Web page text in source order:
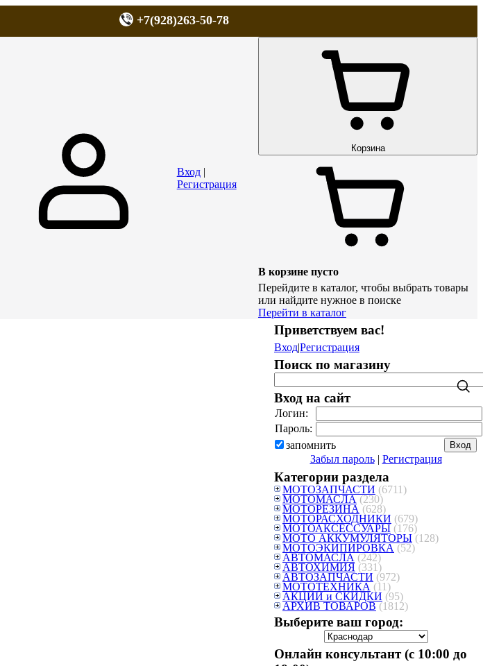
+7(928)263-50-78
ДОСТАВКА
Вход|
Регистрация
Корзина
В корзине пусто
Перейдите в каталог, чтобы выбрать товары
или найдите нужное в поиске
Перейти в каталог
Приветствуем вас!
Вход|Регистрация
Поиск по магазину
Вход на сайт
Логин:
Пароль:
запомнить
Забыл пароль| Регистрация
Категории раздела
МОТОЗАПЧАСТИ (6711)
МОТОМАСЛА (230)
МОТОРЕЗИНА (628)
МОТОРАСХОДНИКИ (679)
МОТОАКСЕССУАРЫ (176)
МОТО АККУМУЛЯТОРЫ (128)
МОТОЭКИПИРОВКА (52)
АВТОМАСЛА (242)
АВТОХИМИЯ (331)
АВТОЗАПЧАСТИ (972)
МОТОТЕХНИКА (11)
АКЦИИ и СКИДКИ (95)
АРХИВ ТОВАРОВ (1812)
Выберите ваш город:
Онлайн консультант (с 10:00 до